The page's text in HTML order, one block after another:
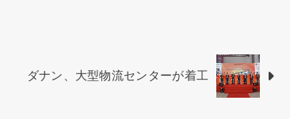
ダナン、大型物流センターが着工